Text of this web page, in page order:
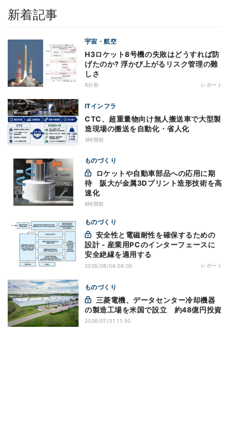
新着記事
宇宙・航空
H3ロケット8号機の失敗はどうすれば防
げたのか? 浮かび上がるリスク管理の難
しさ
8分前 レポート
ITインフラ
CTC、超重量物向け無人搬送車で大型製
造現場の搬送を自動化・省人化
3時間前
ものづくり
待 阪大が金属3Dプリント造形技術を高
速化
8時間前
ものづくり
設計 - 産業用PCのインターフェースに
安全絶縁を適用する
2026/08/06 06:00 レポート
ものづくり
の製造工場を米国で設立 約48億円投資
2026/07/31 11:50